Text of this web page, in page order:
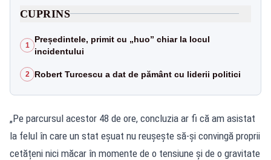
CUPRINS
1
Președintele, primit cu „huo” chiar la locul
incidentului
2 Robert Turcescu a dat de pământ cu liderii politici
„Pe parcursul acestor 48 de ore, concluzia ar fi că am asistat
la felul în care un stat eșuat nu reușește să-și convingă proprii
cetățeni nici măcar în momente de o tensiune și de o gravitate